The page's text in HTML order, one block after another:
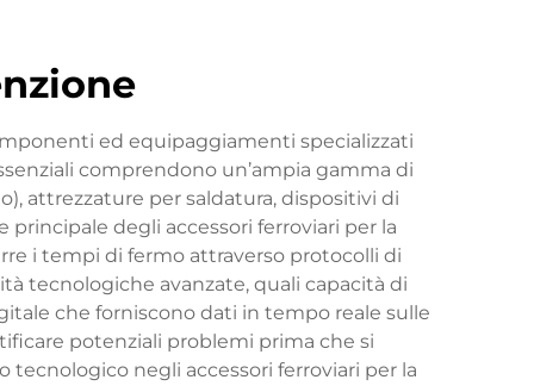
ed equipaggiamenti specializzati
comprendono un’ampia gamma di
attrezzature per saldatura, dispositivi di
principale degli accessori ferroviari per la
i tempi di fermo attraverso protocolli di
tecnologiche avanzate, quali capacità di
che forniscono dati in tempo reale sulle
potenziali problemi prima che si
tecnologico negli accessori ferroviari per la